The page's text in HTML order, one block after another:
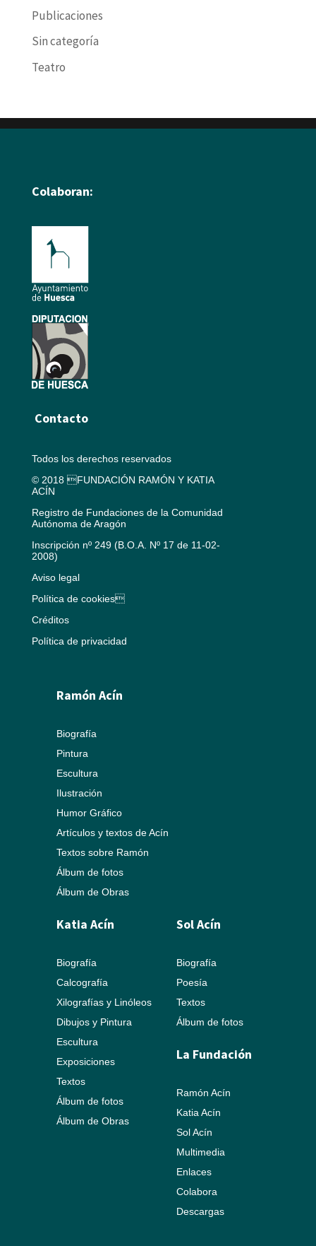
Publicaciones
Sin categoría
Teatro
Colaboran:
Contacto
Todos los derechos reservados
© 2018 FUNDACIÓN RAMÓN Y KATIA
ACÍN
Registro de Fundaciones de la Comunidad
Autónoma de Aragón
Inscripción nº 249 (B.O.A. Nº 17 de 11-02-
2008)
Aviso legal
Política de cookies
Créditos
Política de privacidad
Ramón Acín
Biografía
Pintura
Escultura
Ilustración
Humor Gráfico
Artículos y textos de Acín
Textos sobre Ramón
Álbum de fotos
Álbum de Obras
Katia Acín
Biografía
Calcografía
Xilografías y Linóleos
Dibujos y Pintura
Escultura
Exposiciones
Textos
Álbum de fotos
Álbum de Obras
Sol Acín
Biografía
Poesía
Textos
Álbum de fotos
La Fundación
Ramón Acín
Katia Acín
Sol Acín
Multimedia
Enlaces
Colabora
Descargas